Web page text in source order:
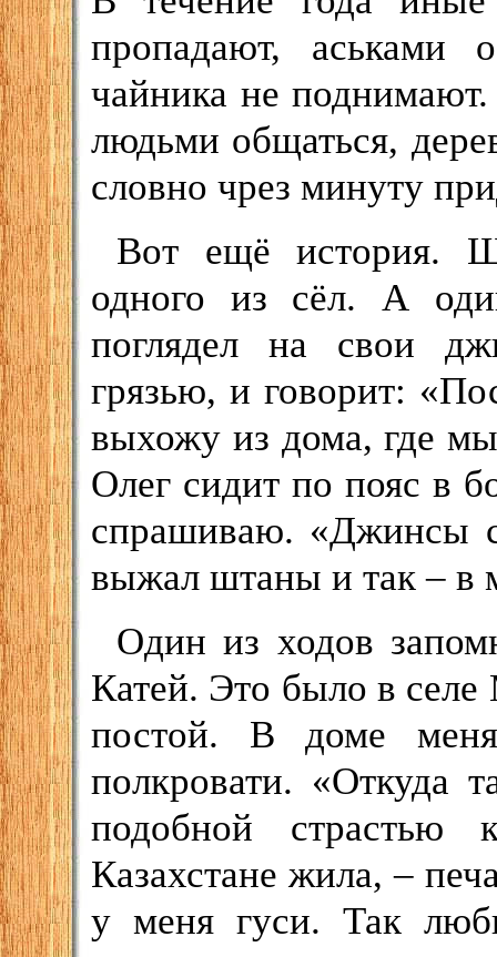
пропадают, аськами
чайника не поднимают.
людьми общаться,
словно чрез минуту
Вот ещё история.
одного из сёл. А
поглядел на свои
грязью, и говорит:
выхожу из дома, где
Олег сидит по пояс в
спрашиваю. «Джинсы
выжал штаны и так – в
Один из ходов
Катей. Это было в
постой. В доме
полкровати. «Откуда
подобной
Казахстане жила, –
у меня гуси. Так